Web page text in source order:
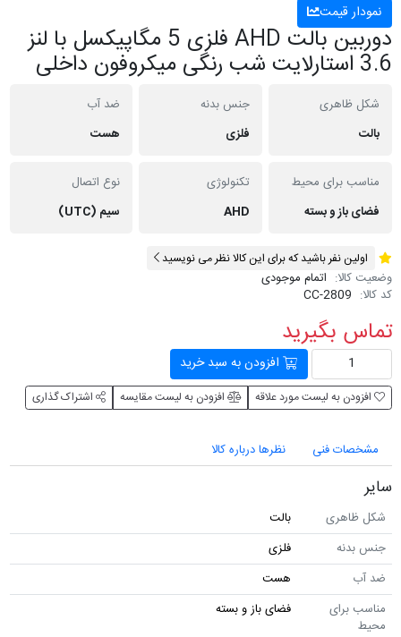
نمودار قیمت
دوربین بالت AHD فلزی 5 مگاپیکسل با لنز
3.6 استارلایت شب رنگی میکروفون داخلی
شکل ظاهری
بالت
جنس بدنه
فلزی
ضد آب
هست
مناسب برای محیط
فضای باز و بسته
تکنولوژی
AHD
نوع اتصال
سیم (UTC)
اولین نفر باشید که برای این کالا نظر می نویسید
وضعیت کالا: اتمام موجودی
کد کالا: CC-2809
تماس بگیرید
افزودن به سبد خرید
افزودن به لیست مورد علاقه افزودن به لیست مقایسه اشتراک گذاری
مشخصات فنی نظرها درباره کالا
سایر
شکل ظاهری
بالت
جنس بدنه
فلزی
ضد آب
هست
مناسب برای
محیط
فضای باز و بسته